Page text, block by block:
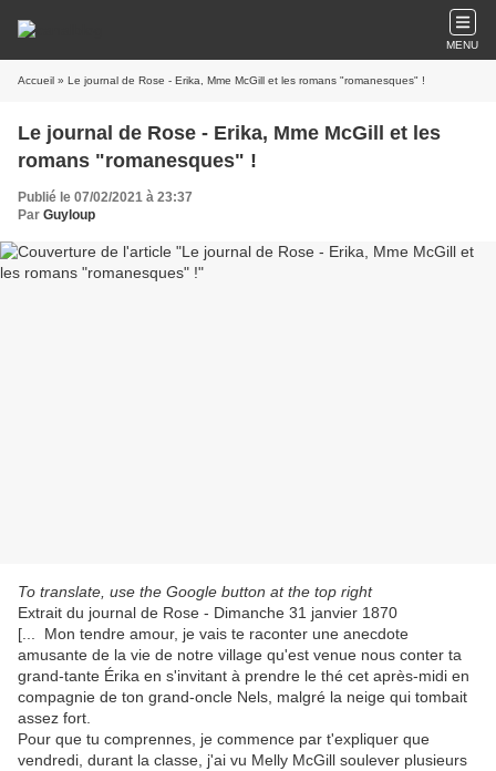
MENU
Accueil » Le journal de Rose - Erika, Mme McGill et les romans "romanesques" !
Le journal de Rose - Erika, Mme McGill et les
romans "romanesques" !
Publié le 07/02/2021 à 23:37
Par Guyloup
To translate, use the Google button at the top right
Extrait du journal de Rose - Dimanche 31 janvier 1870
[... Mon tendre amour, je vais te raconter une anecdote
amusante de la vie de notre village qu'est venue nous conter ta
grand-tante Érika en s'invitant à prendre le thé cet après-midi en
compagnie de ton grand-oncle Nels, malgré la neige qui tombait
assez fort.
Pour que tu comprennes, je commence par t'expliquer que
vendredi, durant la classe, j'ai vu Melly McGill soulever plusieurs